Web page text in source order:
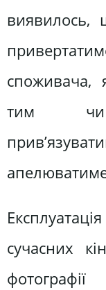
виявилось,
тим
сучасних